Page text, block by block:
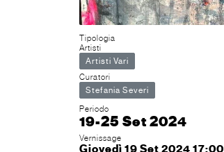
Tipologia
Artisti
Artisti Vari
Curatori
Stefania Severi
Periodo
19-25 Set 2024
Vernissage